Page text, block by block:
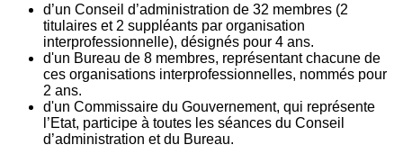
d’un Conseil d’administration de 32 membres (2
titulaires et 2 suppléants par organisation
interprofessionnelle), désignés pour 4 ans.
d'un Bureau de 8 membres, représentant chacune de
ces organisations interprofessionnelles, nommés pour
2 ans.
d'un Commissaire du Gouvernement, qui représente
l’Etat, participe à toutes les séances du Conseil
d’administration et du Bureau.